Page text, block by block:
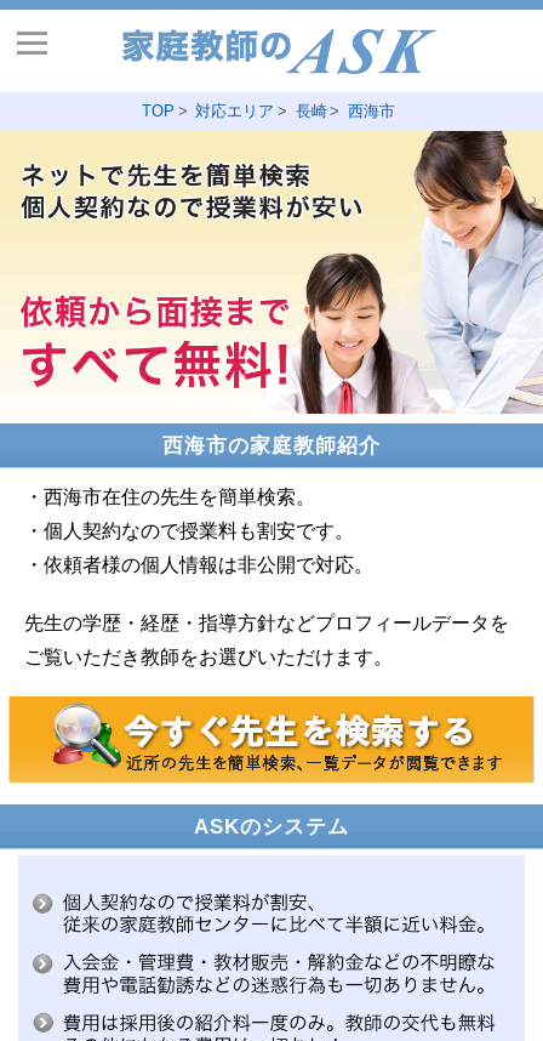
TOP 対応エリア 長崎 西海市
西海市の家庭教師紹介
・西海市在住の先生を簡単検索。
・個人契約なので授業料も割安です。
・依頼者様の個人情報は非公開で対応。
先生の学歴・経歴・指導方針などプロフィールデータを
ご覧いただき教師をお選びいただけます。
ASKのシステム